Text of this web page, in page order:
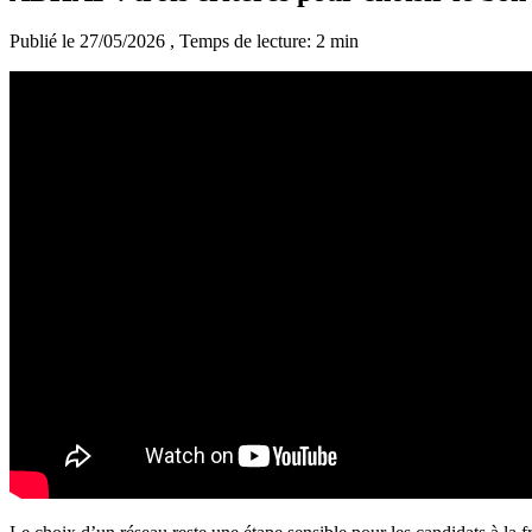
Publié le 27/05/2026 , Temps de lecture: 2 min